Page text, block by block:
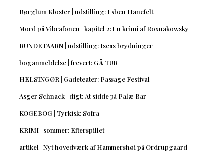
Børglum Kloster | udstilling: Esben Hanefelt
Mord på Vibrafonen | kapitel 2: En krimi af Roxnakowsky
RUNDETAARN | udstilling: Isens brydninger
boganmeldelse | frevert: GÅ TUR
HELSINGØR | Gadeteater: Passage Festival
Asger Schnack | digt: At sidde på Palæ Bar
KOGEBOG | Tyrkisk: Sofra
KRIMI | sommer: Efterspillet
artikel | Nyt hovedværk af Hammershøi på Ordrupgaard